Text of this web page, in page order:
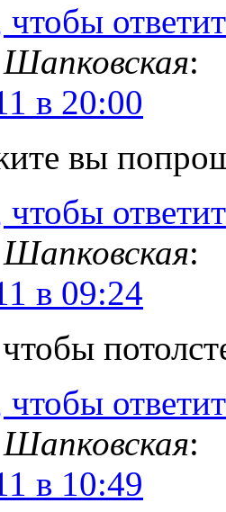
:
в 20:00
вы
:
в 09:24
:
в 10:49